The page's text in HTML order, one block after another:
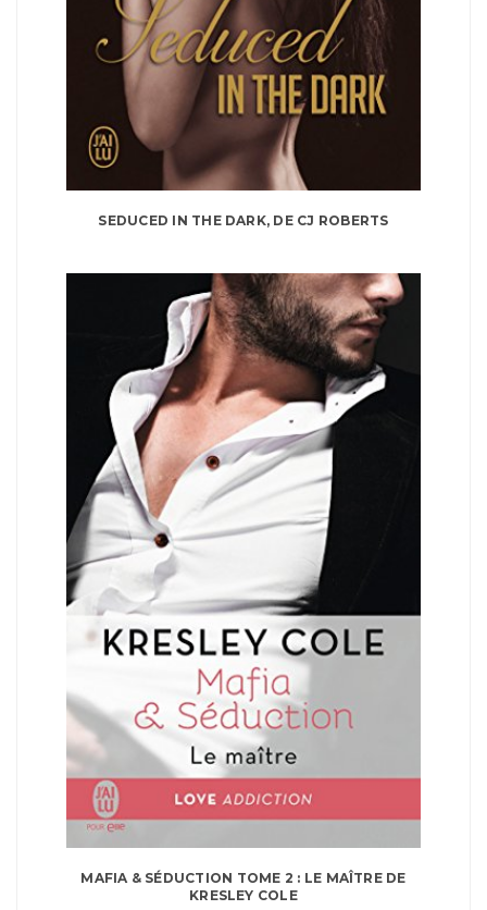
SEDUCED IN THE DARK, DE CJ ROBERTS
MAFIA & SÉDUCTION TOME 2 : LE MAÎTRE DE
KRESLEY COLE